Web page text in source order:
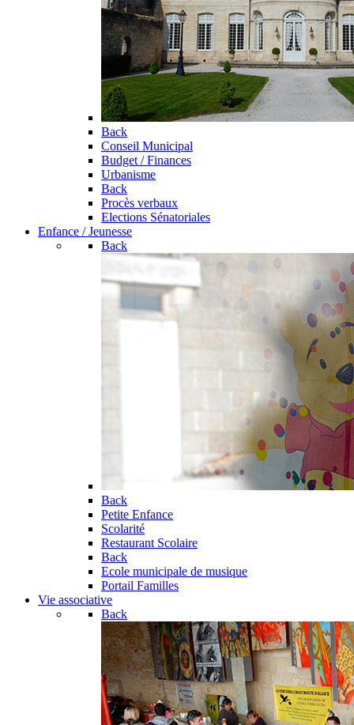
Back
Conseil Municipal
Budget / Finances
Urbanisme
Back
Procès verbaux
Elections Sénatoriales
Enfance / Jeunesse
Back
Back
Petite Enfance
Scolarité
Restaurant Scolaire
Back
Ecole municipale de musique
Portail Familles
Vie associative
Back